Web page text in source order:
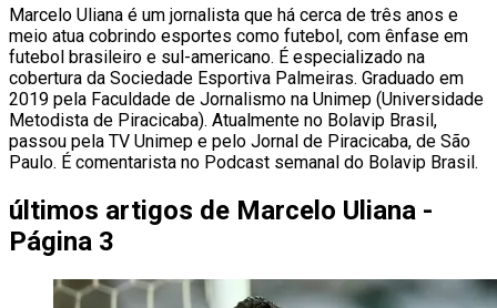
Marcelo Uliana é um jornalista que há cerca de três anos e
meio atua cobrindo esportes como futebol, com ênfase em
futebol brasileiro e sul-americano. É especializado na
cobertura da Sociedade Esportiva Palmeiras. Graduado em
2019 pela Faculdade de Jornalismo na Unimep (Universidade
Metodista de Piracicaba). Atualmente no Bolavip Brasil,
passou pela TV Unimep e pelo Jornal de Piracicaba, de São
Paulo. É comentarista no Podcast semanal do Bolavip Brasil.
últimos artigos de Marcelo Uliana -
Página 3